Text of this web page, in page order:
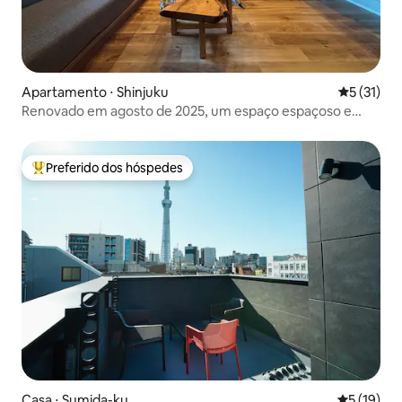
Apartamento ⋅ Shinjuku 5 de uma
5 (31)
Renovado em agosto de 2025, um espaço espaçoso e
cidade
Entre os melhores preferidos dos hóspedes
Preferido dos hóspedes